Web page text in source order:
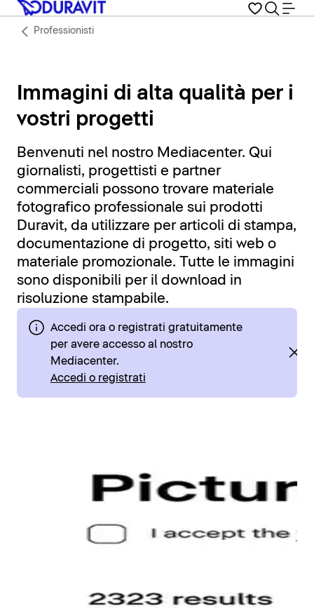
Professionisti
Immagini di alta qualità per i
vostri progetti
Benvenuti nel nostro Mediacenter. Qui
giornalisti, progettisti e partner
commerciali possono trovare materiale
fotografico professionale sui prodotti
Duravit, da utilizzare per articoli di stampa,
documentazione di progetto, siti web o
materiale promozionale. Tutte le immagini
sono disponibili per il download in
risoluzione stampabile.
Accedi ora o registrati gratuitamente
per avere accesso al nostro
Mediacenter.
Accedi o registrati